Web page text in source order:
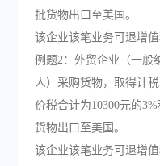
批货物出口至美国。
该企业该笔业务可退增值
例题2：外贸企业（一般
人）采购货物，取得计税
价税合计为10300元的
货物出口至美国。
该企业该笔业务可退增值